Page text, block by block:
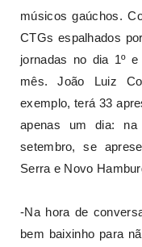
músicos gaúchos.
CTGs espalhados
jornadas no dia 1º
mês. João Luiz
exemplo, terá 33
apenas um dia:
setembro, se
Serra e Novo
-Na hora de
bem baixinho para